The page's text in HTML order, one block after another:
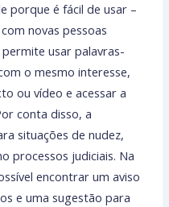
porque é fácil de usar –
novas pessoas
usar palavras-
o mesmo interesse,
ou vídeo e acessar a
conta disso, a
situações de nudez,
processos judiciais. Na
encontrar um aviso
e uma sugestão para